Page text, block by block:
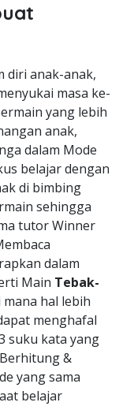
diri anak-anak,
masa ke-
yang lebih
anak,
dalam Mode
belajar dengan
di bimbing
sehingga
tutor Winner
dalam
Main Tebak-
mana hal lebih
menghafal
suku kata yang
&
yang sama
belajar